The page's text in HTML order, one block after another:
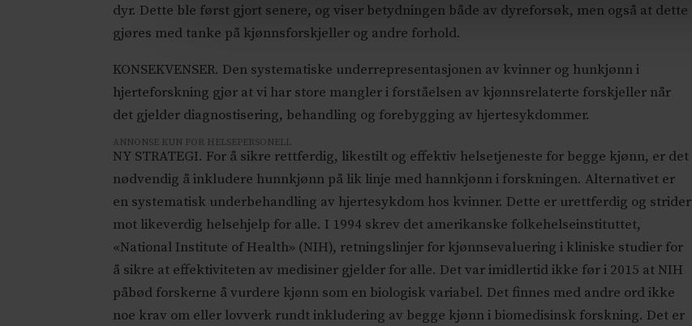
dyr. Dette ble først gjort senere, og viser betydningen både av dyreforsøk, men også at dette
gjøres med tanke på kjønnsforskjeller og andre forhold.
KONSEKVENSER. Den systematiske underrepresentasjonen av kvinner og hunkjønn i
hjerteforskning gjør at vi har store mangler i forståelsen av kjønnsrelaterte forskjeller når
det gjelder diagnostisering, behandling og forebygging av hjertesykdommer.
ANNONSE KUN FOR HELSEPERSONELL
NY STRATEGI. For å sikre rettferdig, likestilt og effektiv helsetjeneste for begge kjønn, er det
nødvendig å inkludere hunnkjønn på lik linje med hannkjønn i forskningen. Alternativet er
en systematisk underbehandling av hjertesykdom hos kvinner. Dette er urettferdig og strider
mot likeverdig helsehjelp for alle. I 1994 skrev det amerikanske folkehelseinstituttet,
«National Institute of Health» (NIH), retningslinjer for kjønnsevaluering i kliniske studier for
å sikre at effektiviteten av medisiner gjelder for alle. Det var imidlertid ikke før i 2015 at NIH
påbød forskerne å vurdere kjønn som en biologisk variabel. Det finnes med andre ord ikke
noe krav om eller lovverk rundt inkludering av begge kjønn i biomedisinsk forskning. Det er